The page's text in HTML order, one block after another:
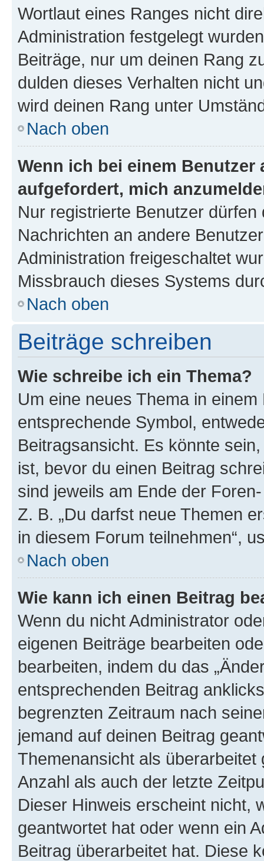
Wortlaut eines Ranges nicht
Administration festgelegt
Beiträge, nur um deinen Rang
dulden dieses Verhalten nicht
wird deinen Rang unter
Nach oben
Wenn ich bei einem
aufgefordert, mich
Nur registrierte Benutzer
Nachrichten an andere
Administration freigeschaltet
Missbrauch dieses Systems
Nach oben
Beiträge schreiben
Wie schreibe ich ein Thema?
Um eine neues Thema in
entsprechende Symbol,
Beitragsansicht. Es könnte
ist, bevor du einen Beitrag
sind jeweils am Ende der
Z. B. „Du darfst neue Themen
in diesem Forum teilnehmen“,
Nach oben
Wie kann ich einen Beitrag
Wenn du nicht Administrator
eigenen Beiträge bearbeiten
bearbeiten, indem du das
entsprechenden Beitrag
begrenzten Zeitraum nach
jemand auf deinen Beitrag
Themenansicht als
Anzahl als auch der letzte
Dieser Hinweis erscheint nicht,
geantwortet hat oder wenn ein
Beitrag überarbeitet hat. Diese